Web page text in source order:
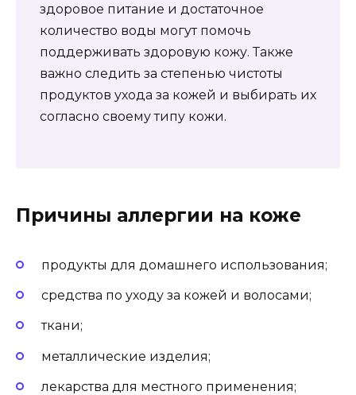
здоровое питание и достаточное
количество воды могут помочь
поддерживать здоровую кожу. Также
важно следить за степенью чистоты
продуктов ухода за кожей и выбирать их
согласно своему типу кожи.
Причины аллергии на коже
продукты для домашнего использования;
средства по уходу за кожей и волосами;
ткани;
металлические изделия;
лекарства для местного применения;